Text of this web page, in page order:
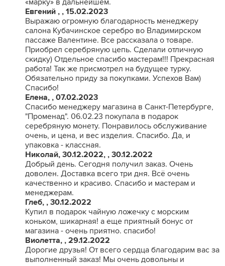
«марку» в дальнейшем.
Евгений , , 15.02.2023
Выражаю огромную благодарность менеджеру
салона Кубачинское серебро во Владимирском
пассаже Валентине. Все рассказала о товаре.
Приобрел серебряную цепь. Сделали отличную
скидку) Отдельное спасибо мастерам!!! Прекрасная
работа! Так же присмотрел на будущее турку.
Обязательно приду за покупками. Успехов Вам)
Спасибо!
Елена, , 07.02.2023
Спасибо менеджеру магазина в Санкт-Петербурге,
"Променад". 06.02.23 покупала в подарок
серебряную монету. Понравилось обслуживание
очень, и цена, и вес изделия. Спасибо. Да, и
упаковка - классная.
Николай, 30.12.2022, , 30.12.2022
Добрый день. Сегодня получил заказ. Очень
доволен. Доставка всего три дня. Всё очень
качественно и красиво. Спасибо и мастерам и
менеджерам.
Глеб, , 30.12.2022
Купил в подарок чайную ложечку с морским
коньком, шикарная! а еще приятный бонус от
магазина - очень приятно. спасибо!
Виолетта, , 29.12.2022
Дорогие друзья! От всего сердца благодарим вас за
выполненный заказ! Мы очень довольны и